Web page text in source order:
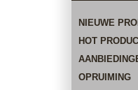
NIEUWE
HOT
OPRUIMING